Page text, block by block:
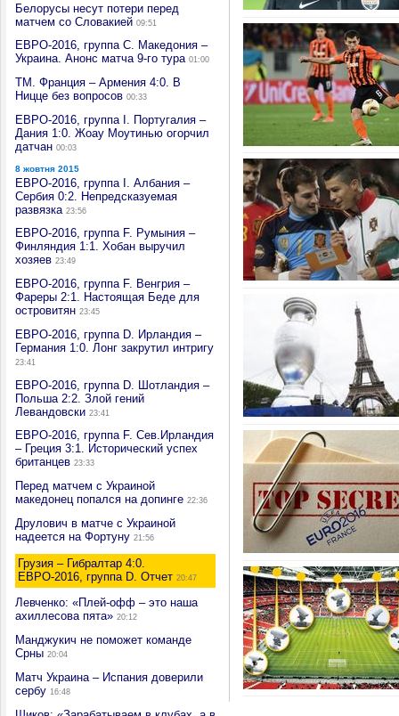
Белорусы несут потери перед
матчем со Словакией 09:51
ЕВРО-2016, группа С. Македония –
Украина. Анонс матча 9-го тура 01:00
ТМ. Франция – Армения 4:0. В
Ницце без вопросов 00:33
ЕВРО-2016, группа I. Португалия –
Дания 1:0. Жоау Моутинью огорчил
датчан 00:03
8 жовтня 2015
ЕВРО-2016, группа I. Албания –
Сербия 0:2. Непредсказуемая
развязка 23:56
ЕВРО-2016, группа F. Румыния –
Финляндия 1:1. Хобан выручил
хозяев 23:49
ЕВРО-2016, группа F. Венгрия –
Фареры 2:1. Настоящая Беде для
островитян 23:45
ЕВРО-2016, группа D. Ирландия –
Германия 1:0. Лонг закрутил интригу
23:41
ЕВРО-2016, группа D. Шотландия –
Польша 2:2. Злой гений
Левандовски 23:41
ЕВРО-2016, группа F. Сев.Ирландия
– Греция 3:1. Исторический успех
британцев 23:33
Перед матчем с Украиной
македонец попался на допинге 22:36
Друлович в матче с Украиной
надеется на Фортуну 21:56
Грузия – Гибралтар 4:0.
ЕВРО-2016, группа D. Отчет 20:47
Левченко: «Плей-офф – это наша
ахиллесова пята» 20:12
Манджукич не поможет команде
Срны 20:04
Матч Украина – Испания доверили
сербу 16:48